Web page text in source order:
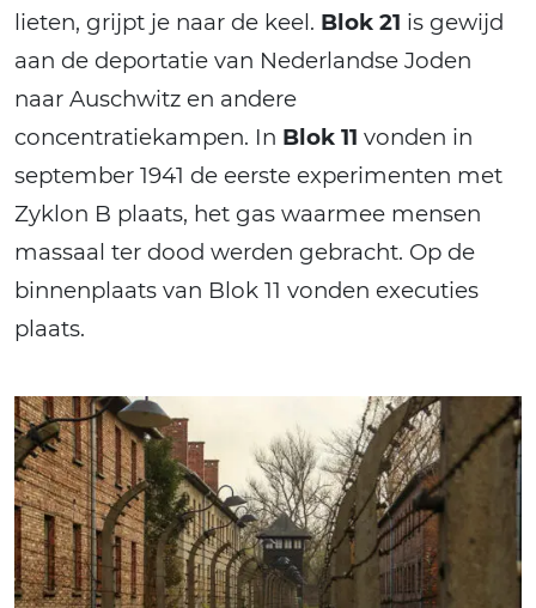
lieten, grijpt je naar de keel. Blok 21 is gewijd
aan de deportatie van Nederlandse Joden
naar Auschwitz en andere
concentratiekampen. In Blok 11 vonden in
september 1941 de eerste experimenten met
Zyklon B plaats, het gas waarmee mensen
massaal ter dood werden gebracht. Op de
binnenplaats van Blok 11 vonden executies
plaats.